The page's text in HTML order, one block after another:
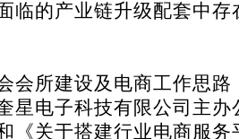
临的产业链升级配套中存
会所建设及电商工作思路
星电子科技有限公司主
《关于搭建行业电商服务